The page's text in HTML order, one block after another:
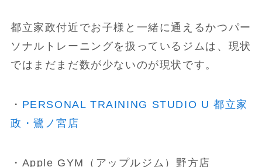
都立家政付近でお子様と一緒に通えるかつパー
ソナルトレーニングを扱っているジムは、現状
ではまだまだ数が少ないのが現状です。
・ PERSONAL TRAINING STUDIO U 都立家
政・鷺ノ宮店
・Apple GYM（アップルジム）野方店